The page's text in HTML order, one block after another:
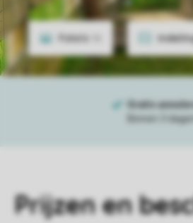
Foto's
Prijzen en